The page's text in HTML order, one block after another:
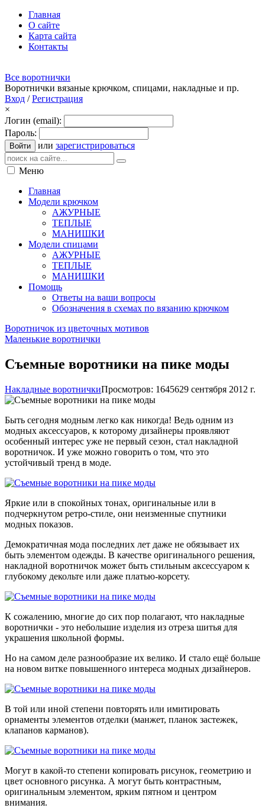
Главная
О сайте
Карта сайта
Контакты
Все воротнички
Воротнички вязаные крючком, спицами, накладные и пр.
Вход /Регистрация
×
Логин (email):
Пароль:
Войти или зарегистрироваться
Меню
Главная
Модели крючком
АЖУРНЫЕ
ТЕПЛЫЕ
МАНИШКИ
Модели спицами
АЖУРНЫЕ
ТЕПЛЫЕ
МАНИШКИ
Помощь
Ответы на ваши вопросы
Обозначения в схемах по вязанию крючком
Воротничок из цветочных мотивов
Маленькие воротнички
Съемные воротники на пике моды
Накладные воротничкиПросмотров: 1645629 сентября 2012 г.
Быть сегодня модным легко как никогда! Ведь одним из
модных аксессуаров, к которому дизайнеры проявляют
особенный интерес уже не первый сезон, стал накладной
воротничок. И уже можно говорить о том, что это
устойчивый тренд в моде.
Яркие или в спокойных тонах, оригинальные или в
подчеркнутом ретро-стиле, они неизменные спутники
модных показов.
Демократичная мода последних лет даже не обязывает их
быть элементом одежды. В качестве оригинального решения,
накладной воротничок может быть стильным аксессуаром к
глубокому декольте или даже платью-корсету.
К сожалению, многие до сих пор полагают, что накладные
воротнички - это небольшие изделия из отреза шитья для
украшения школьной формы.
Но на самом деле разнообразие их велико. И стало ещё больше
на новом витке повышенного интереса модных дизайнеров.
В той или иной степени повторять или имитировать
орнаменты элементов отделки (манжет, планок застежек,
клапанов карманов).
Могут в какой-то степени копировать рисунок, геометрию и
цвет основного рисунка. А могут быть контрастным,
оригинальным элементом, ярким пятном и центром
внимания.